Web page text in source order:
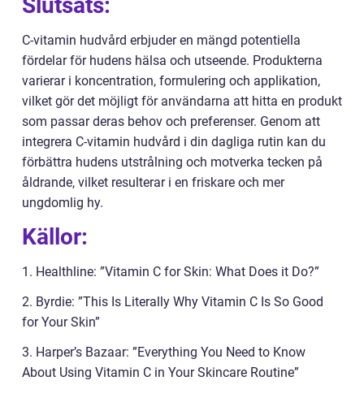
C-vitamin hudvård erbjuder en mängd potentiella
fördelar för hudens hälsa och utseende. Produkterna
varierar i koncentration, formulering och applikation,
vilket gör det möjligt för användarna att hitta en produkt
som passar deras behov och preferenser. Genom att
integrera C-vitamin hudvård i din dagliga rutin kan du
förbättra hudens utstrålning och motverka tecken på
åldrande, vilket resulterar i en friskare och mer
ungdomlig hy.
Källor:
1. Healthline: ”Vitamin C for Skin: What Does it Do?”
2. Byrdie: ”This Is Literally Why Vitamin C Is So Good
for Your Skin”
3. Harper’s Bazaar: ”Everything You Need to Know
About Using Vitamin C in Your Skincare Routine”